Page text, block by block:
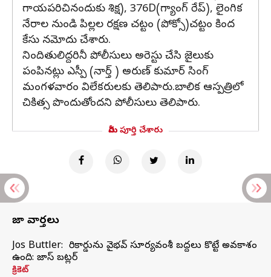
గాయపరిచినందుకు శిక్ష), 376D(గ్యాంగ్ రేప్), లైంగిక
నేరాల నుండి పిల్లల రక్షణ చట్టం (పోక్సో)చట్టం కింద
కేసు నమోదు చేశారు.
నిందితులిద్దరినీ పోలీసులు అరెస్టు చేసి జైలుకు
పంపినట్లు ఎస్పీ (నార్త్ ) అరుణ్ కుమార్ సింగ్
మంగళవారం విలేకరులకు తెలిపారు.బాలిక ఆస్పత్రిలో
చికిత్స పొందుతోందని పోలీసులు తెలిపారు.
మీరు పూర్తి చేశారు
తాజా వార్తలు
Jos Buttler: నా రికార్డును వైభవ్ సూర్యవంశీ బద్దలు కొట్టే అవకాశం
ఉంది: జాస్ బట్లర్
క్రికెట్